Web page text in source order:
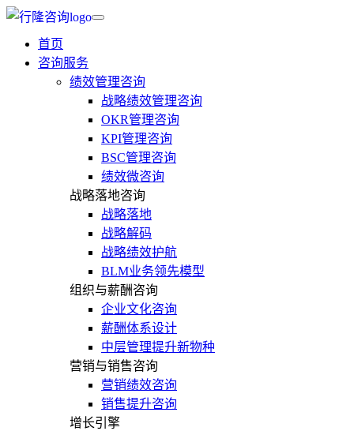
首页
咨询服务
绩效管理咨询
战略绩效管理咨询
OKR管理咨询
KPI管理咨询
BSC管理咨询
绩效微咨询
战略落地咨询
战略落地
战略解码
战略绩效护航
BLM业务领先模型
组织与薪酬咨询
企业文化咨询
薪酬体系设计
中层管理提升新物种
营销与销售咨询
营销绩效咨询
销售提升咨询
增长引擎